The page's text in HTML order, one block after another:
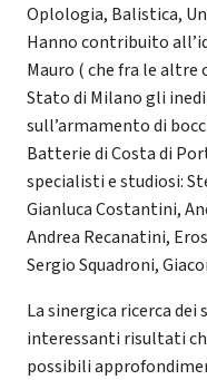
Oplologia, Balistica,
Hanno contribuito
Mauro ( che fra le altre
Stato di Milano gli
sull’armamento di
Batterie di Costa di
specialisti e studiosi:
Gianluca Costantini,
Andrea Recanatini,
Sergio Squadroni,
La sinergica ricerca
interessanti risultati
possibili